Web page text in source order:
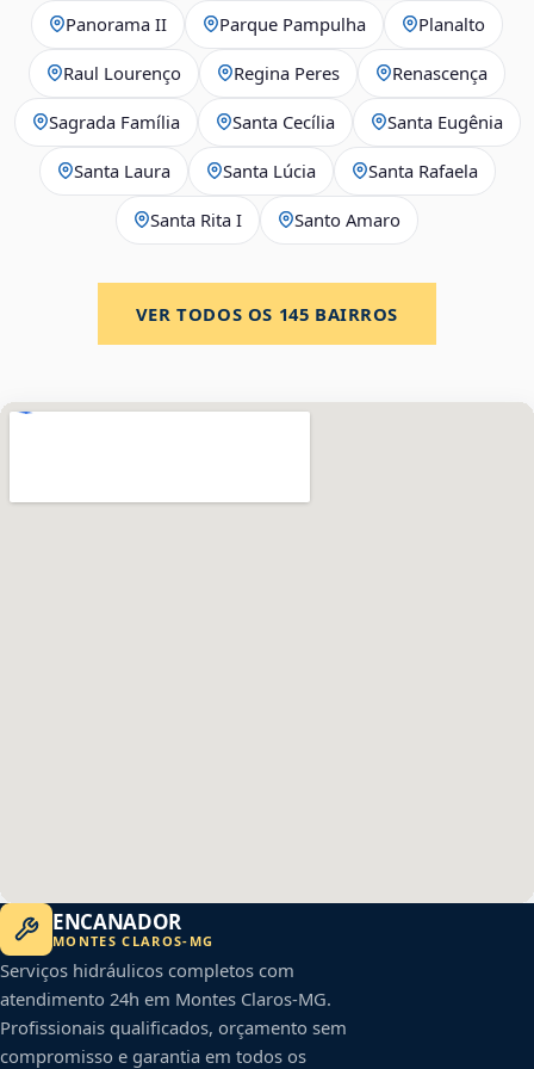
Panorama II Parque Pampulha Planalto
Raul Lourenço Regina Peres Renascença
Sagrada Família Santa Cecília Santa Eugênia
Santa Laura Santa Lúcia Santa Rafaela
Santa Rita I Santo Amaro
VER TODOS OS 145 BAIRROS
ENCANADOR
MONTES CLAROS- MG
Serviços hidráulicos completos com
atendimento 24h em Montes Claros-MG.
Profissionais qualificados, orçamento sem
compromisso e garantia em todos os